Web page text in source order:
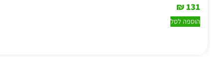
131
₪
הוספה לסל